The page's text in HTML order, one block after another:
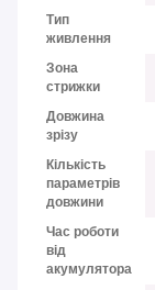
Тип
живлення
Зона
стрижки
Довжина
зрізу
Кількість
параметрів
довжини
Час роботи
від
акумулятора